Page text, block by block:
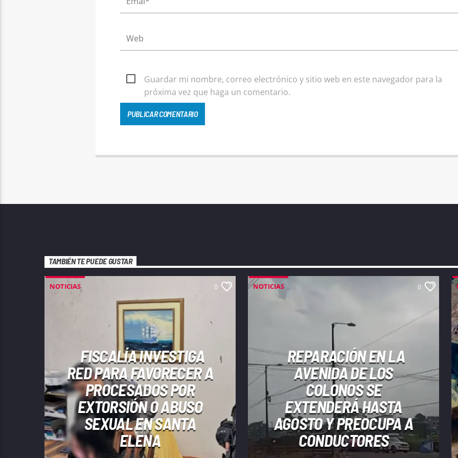
Guardar mi nombre, correo electrónico y sitio web en este navegador para la
próxima vez que haga un comentario.
TAMBIÉN TE PUEDE GUSTAR
NOTICIAS 0
FISCALÍA INVESTIGA
RED PARA FAVORECER A
PROCESADOS POR
EXTORSIÓN O ABUSO
SEXUAL EN SANTA
ELENA
NOTICIAS 0
REPARACIÓN EN LA
AVENIDA DE LOS
COLONOS SE
EXTENDERÁ HASTA
AGOSTO Y PREOCUPA A
CONDUCTORES